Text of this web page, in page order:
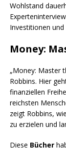
Wohlstand
Investitionen und
Money:
„Money: Master
Robbins. Hier
finanziellen
reichsten
zeigt Robbins,
zu erzielen und
Diese Bücher